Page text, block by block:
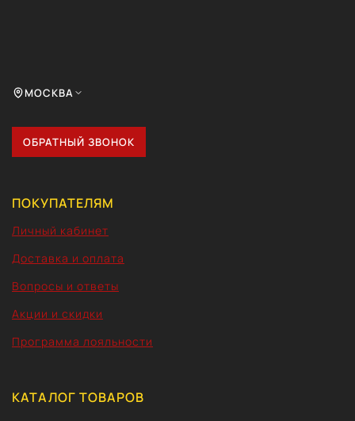
МОСКВА
ОБРАТНЫЙ ЗВОНОК
ПОКУПАТЕЛЯМ
Личный кабинет
Доставка и оплата
Вопросы и ответы
Акции и скидки
Программа лояльности
КАТАЛОГ ТОВАРОВ